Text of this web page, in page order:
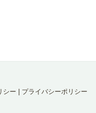
シー
プライバシーポリシー